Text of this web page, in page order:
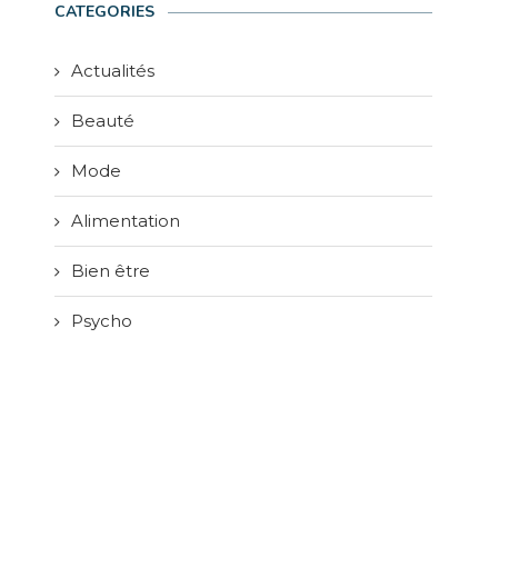
CATEGORIES
Actualités
Beauté
Mode
Alimentation
Bien être
Psycho